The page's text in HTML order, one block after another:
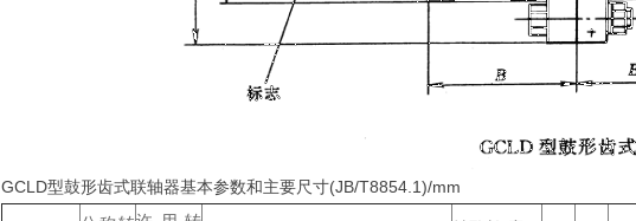
GCLD型鼓形齿式联轴器基本参数和主要尺寸(JB/T8854.1)/mm